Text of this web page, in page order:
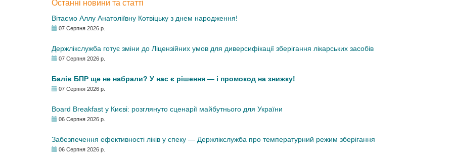
Останні новини та статті
Вітаємо Аллу Анатоліївну Котвіцьку з днем народження!
07 Серпня 2026 р.
Держлікслужба готує зміни до Ліцензійних умов для диверсифікації зберігання лікарських засобів
07 Серпня 2026 р.
Балів БПР ще не набрали? У нас є рішення — і промокод на знижку!
07 Серпня 2026 р.
Board Breakfast у Києві: розглянуто сценарії майбутнього для України
06 Серпня 2026 р.
Забезпечення ефективності ліків у спеку — Держлікслужба про температурний режим зберігання
06 Серпня 2026 р.